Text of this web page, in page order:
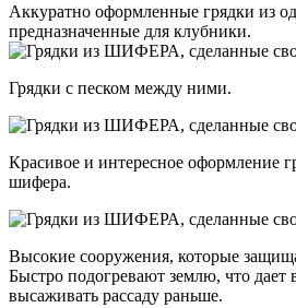
Аккуратно оформленные грядки из
предназначенные для клубники.
Грядки с песком между ними.
Красивое и интересное оформление
шифера.
Высокие сооружения, которые
Быстро подогревают землю, что дает
высаживать рассаду раньше.